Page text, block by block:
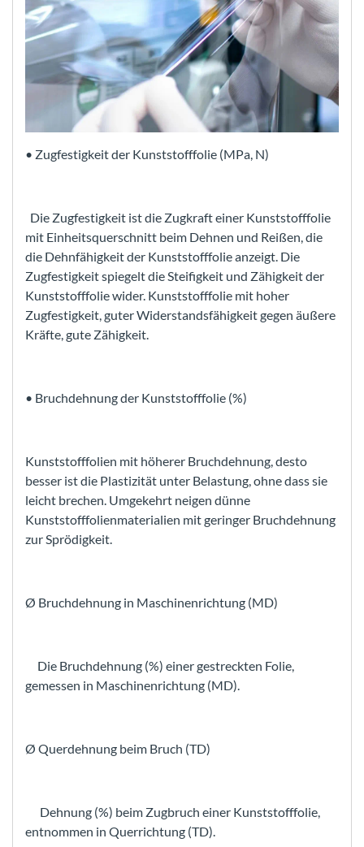
• Zugfestigkeit der Kunststofffolie (MPa, N)
Die Zugfestigkeit ist die Zugkraft einer Kunststofffolie
mit Einheitsquerschnitt beim Dehnen und Reißen, die
die Dehnfähigkeit der Kunststofffolie anzeigt. Die
Zugfestigkeit spiegelt die Steifigkeit und Zähigkeit der
Kunststofffolie wider. Kunststofffolie mit hoher
Zugfestigkeit, guter Widerstandsfähigkeit gegen äußere
Kräfte, gute Zähigkeit.
• Bruchdehnung der Kunststofffolie (%)
Kunststofffolien mit höherer Bruchdehnung, desto
besser ist die Plastizität unter Belastung, ohne dass sie
leicht brechen. Umgekehrt neigen dünne
Kunststofffolienmaterialien mit geringer Bruchdehnung
zur Sprödigkeit.
Ø Bruchdehnung in Maschinenrichtung (MD)
Die Bruchdehnung (%) einer gestreckten Folie,
gemessen in Maschinenrichtung (MD).
Ø Querdehnung beim Bruch (TD)
Dehnung (%) beim Zugbruch einer Kunststofffolie,
entnommen in Querrichtung (TD).